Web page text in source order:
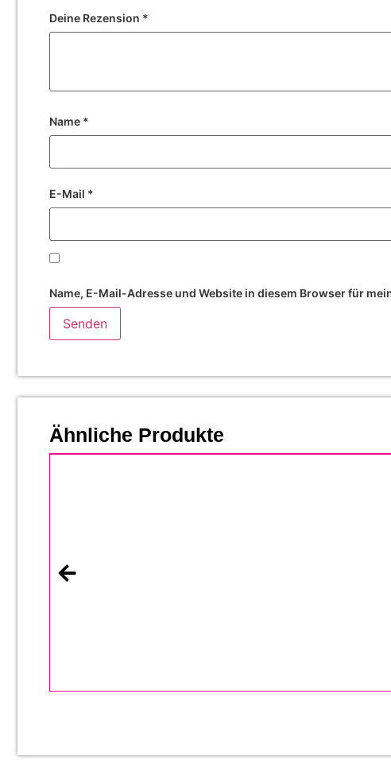
Deine Rezension *
Name *
E-Mail *
Name, E-Mail-Adresse und Website in diesem Browser für
Ähnliche Produkte